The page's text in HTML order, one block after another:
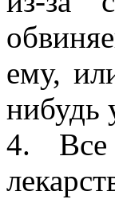
ему,
нибудь
4. Все